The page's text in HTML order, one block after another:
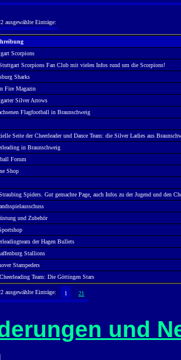
ausgewählte Einträge:
Scorpions
Scorpions Fan Club mit vielen Infos rund um die Scorpions!
Sharks
Fire Magazin
Silver Arrows
Flagfootball in Braunschweig
Seite der Cheerleader und Dance Team: die Silver Ladies aus
in Braunschweig
Forum
Shop
Spiders. Gut gemachte Page, auch Infos zu der Jugend und den
und Zubehör
der Hagen Bullets
Stallions
Stampeders
Team: Die Göttingen Stars
ausgewählte Einträge: 1 21
und